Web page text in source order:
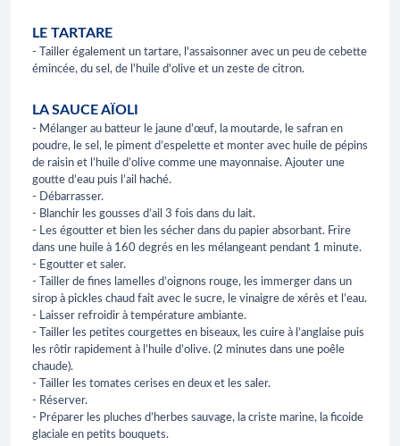
LE TARTARE
- Tailler également un tartare, l'assaisonner avec un peu de cebette
émincée, du sel, de l'huile d'olive et un zeste de citron.
LA SAUCE AÏOLI
- Mélanger au batteur le jaune d’œuf, la moutarde, le safran en
poudre, le sel, le piment d’espelette et monter avec huile de pépins
de raisin et l’huile d’olive comme une mayonnaise. Ajouter une
goutte d’eau puis l’ail haché.
- Débarrasser.
- Blanchir les gousses d’ail 3 fois dans du lait.
- Les égoutter et bien les sécher dans du papier absorbant. Frire
dans une huile à 160 degrés en les mélangeant pendant 1 minute.
- Egoutter et saler.
- Tailler de fines lamelles d’oignons rouge, les immerger dans un
sirop à pickles chaud fait avec le sucre, le vinaigre de xérès et l’eau.
- Laisser refroidir à température ambiante.
- Tailler les petites courgettes en biseaux, les cuire à l’anglaise puis
les rôtir rapidement à l’huile d’olive. (2 minutes dans une poêle
chaude).
- Tailler les tomates cerises en deux et les saler.
- Réserver.
- Préparer les pluches d’herbes sauvage, la criste marine, la ficoide
glaciale en petits bouquets.